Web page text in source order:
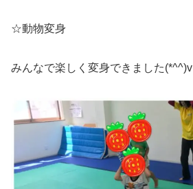
☆動物変身
みんなで楽しく変身できました(*^^)v